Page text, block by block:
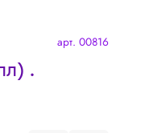
арт. 00816
.